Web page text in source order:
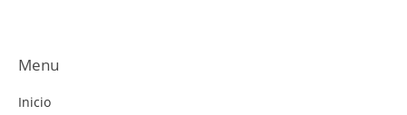
Menu
Inicio